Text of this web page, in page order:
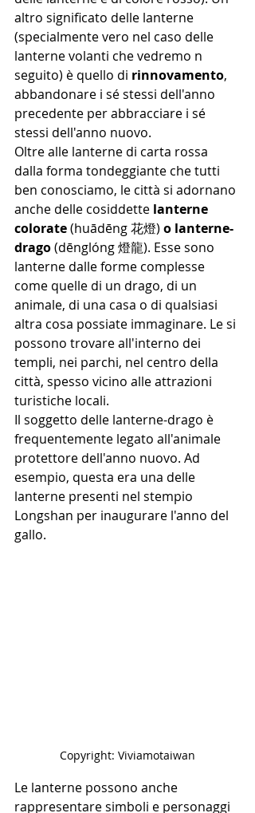
altro significato delle lanterne
(specialmente vero nel caso delle
lanterne volanti che vedremo n
seguito) è quello di rinnovamento,
abbandonare i sé stessi dell'anno
precedente per abbracciare i sé
stessi dell'anno nuovo.
Oltre alle lanterne di carta rossa
dalla forma tondeggiante che tutti
ben conosciamo, le città si adornano
anche delle cosiddette lanterne
colorate (huādēng 花燈) o lanterne-
drago (dēnglóng 燈龍). Esse sono
lanterne dalle forme complesse
come quelle di un drago, di un
animale, di una casa o di qualsiasi
altra cosa possiate immaginare. Le si
possono trovare all'interno dei
templi, nei parchi, nel centro della
città, spesso vicino alle attrazioni
turistiche locali.
Il soggetto delle lanterne-drago è
frequentemente legato all'animale
protettore dell'anno nuovo. Ad
esempio, questa era una delle
lanterne presenti nel stempio
Longshan per inaugurare l'anno del
gallo.
Copyright: Viviamotaiwan
Le lanterne possono anche
rappresentare simboli e personaggi